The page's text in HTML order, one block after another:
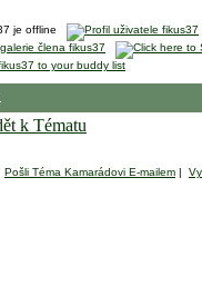
Pošli Téma Kamarádovi E-mailem |